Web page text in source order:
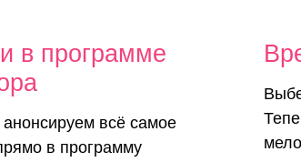
в
в программе
всё самое
в программу